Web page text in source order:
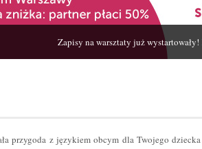
Zapisy na warsztaty już wystartowały!
przygoda z językiem obcym dla Twojego